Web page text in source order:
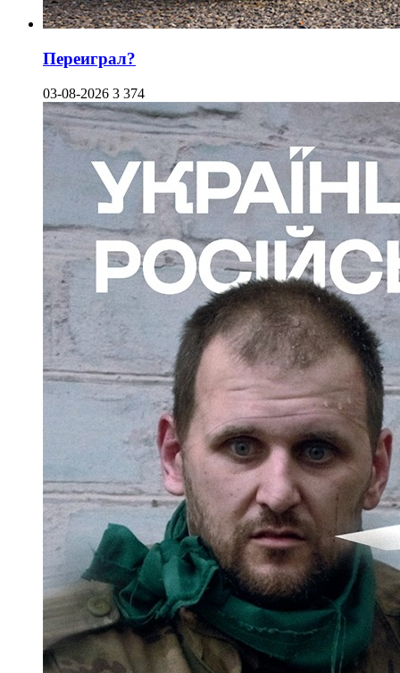
Переиграл?
03-08-2026 3 374